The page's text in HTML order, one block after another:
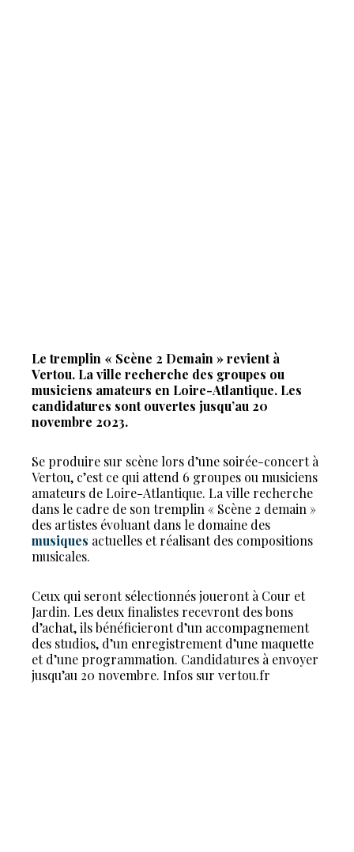
Le tremplin « Scène 2 Demain » revient à
Vertou. La ville recherche des groupes ou
musiciens amateurs en Loire-Atlantique. Les
candidatures sont ouvertes jusqu’au 20
novembre 2023.
Se produire sur scène lors d’une soirée-concert à
Vertou, c’est ce qui attend 6 groupes ou musiciens
amateurs de Loire-Atlantique. La ville recherche
dans le cadre de son tremplin « Scène 2 demain »
des artistes évoluant dans le domaine des
musiques actuelles et réalisant des compositions
musicales.
Ceux qui seront sélectionnés joueront à Cour et
Jardin. Les deux finalistes recevront des bons
d’achat, ils bénéficieront d’un accompagnement
des studios, d’un enregistrement d’une maquette
et d’une programmation. Candidatures à envoyer
jusqu’au 20 novembre. Infos sur vertou.fr